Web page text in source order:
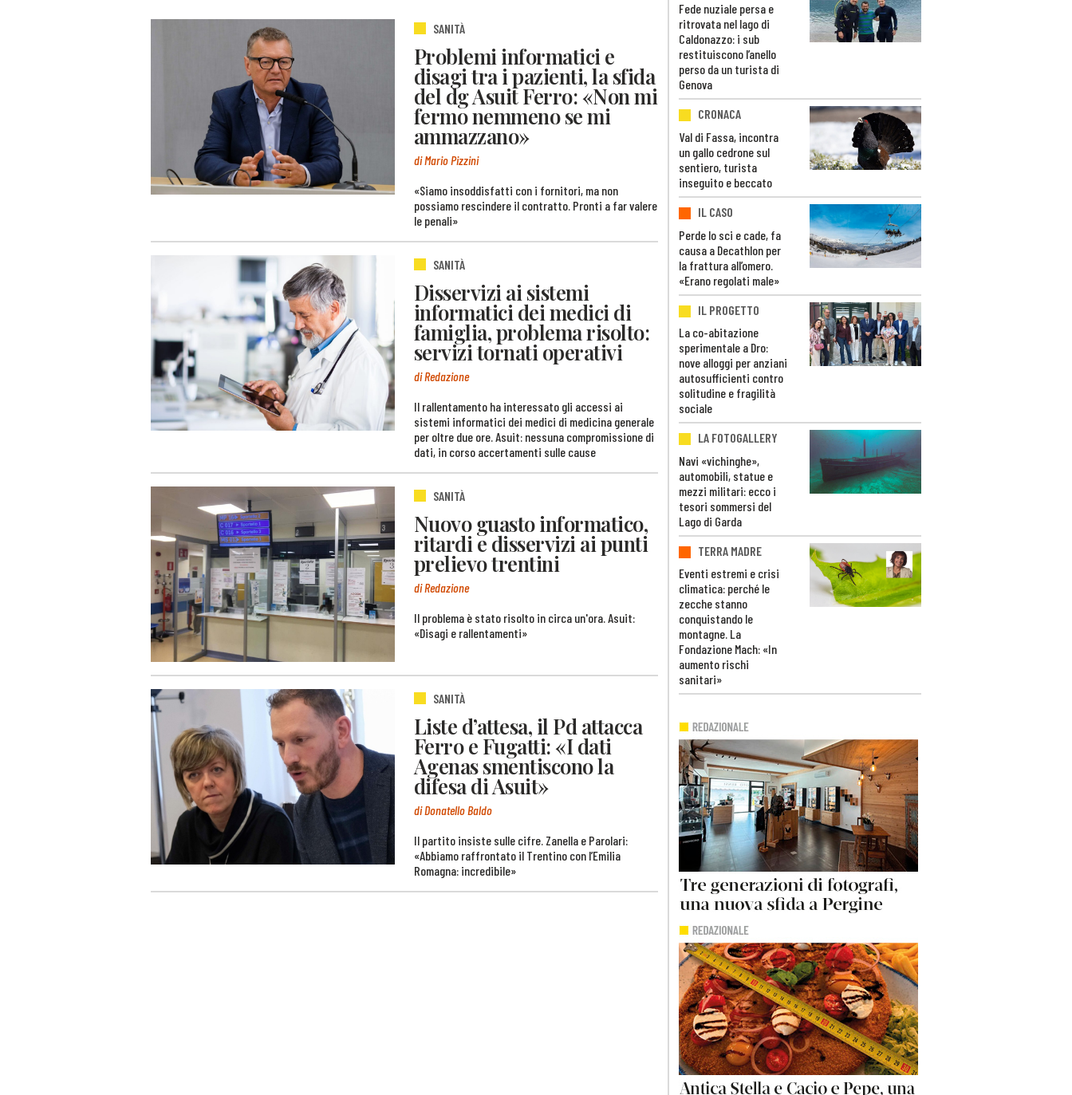
SANITÀ
Problemi informatici e
disagi tra i pazienti, la sfida
del dg Asuit Ferro: «Non mi
fermo nemmeno se mi
ammazzano»
di Mario Pizzini
«Siamo insoddisfatti con i fornitori, ma non
possiamo rescindere il contratto. Pronti a far valere
le penali»
SANITÀ
Disservizi ai sistemi
informatici dei medici di
famiglia, problema risolto:
servizi tornati operativi
di Redazione
Il rallentamento ha interessato gli accessi ai
sistemi informatici dei medici di medicina generale
per oltre due ore. Asuit: nessuna compromissione di
dati, in corso accertamenti sulle cause
SANITÀ
Nuovo guasto informatico,
ritardi e disservizi ai punti
prelievo trentini
di Redazione
Il problema è stato risolto in circa un'ora. Asuit:
«Disagi e rallentamenti»
SANITÀ
Liste d’attesa, il Pd attacca
Ferro e Fugatti: «I dati
Agenas smentiscono la
difesa di Asuit»
di Donatello Baldo
Il partito insiste sulle cifre. Zanella e Parolari:
«Abbiamo raffrontato il Trentino con l’Emilia
Romagna: incredibile»
Fede nuziale persa e
ritrovata nel lago di
Caldonazzo: i sub
restituiscono l’anello
perso da un turista di
Genova
CRONACA
Val di Fassa, incontra
un gallo cedrone sul
sentiero, turista
inseguito e beccato
IL CASO
Perde lo sci e cade, fa
causa a Decathlon per
la frattura all’omero.
«Erano regolati male»
IL PROGETTO
La co-abitazione
sperimentale a Dro:
nove alloggi per anziani
autosufficienti contro
solitudine e fragilità
sociale
LA FOTOGALLERY
Navi «vichinghe»,
automobili, statue e
mezzi militari: ecco i
tesori sommersi del
Lago di Garda
TERRA MADRE
Eventi estremi e crisi
climatica: perché le
zecche stanno
conquistando le
montagne. La
Fondazione Mach: «In
aumento rischi
sanitari»